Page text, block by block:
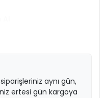
aynı gün,
ertesi gün kargoya